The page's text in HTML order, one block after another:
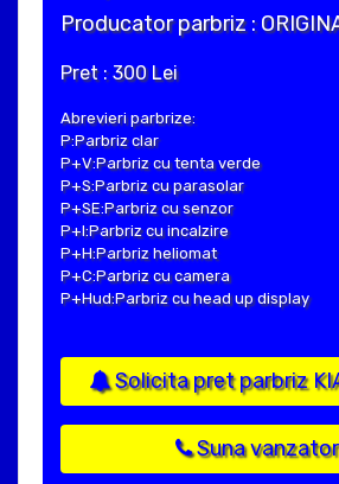
Producator parbriz :
Pret : 300 Lei
Abrevieri parbrize:
P:Parbriz clar
P+V:Parbriz cu tenta verde
P+S:Parbriz cu parasolar
P+SE:Parbriz cu senzor
P+I:Parbriz cu incalzire
P+H:Parbriz heliomat
P+C:Parbriz cu camera
P+Hud:Parbriz cu head up display
Solicita pret parbriz
Suna